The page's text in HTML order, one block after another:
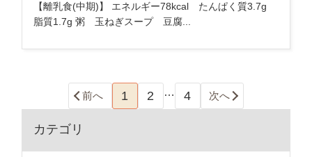
【離乳食(中期)】 エネルギー78kcal たんぱく質3.7g
脂質1.7g 粥 玉ねぎスープ 豆腐...
前へ 1 2 … 4 次へ
カテゴリ